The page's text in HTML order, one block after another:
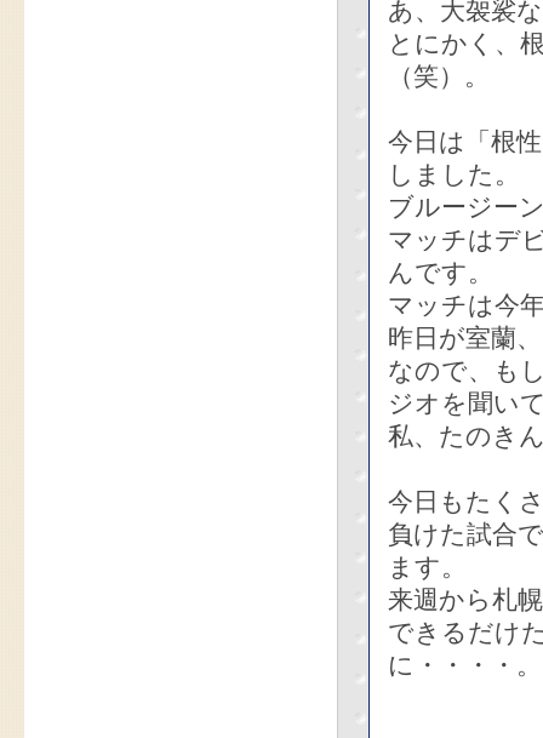
あ、大袈裟
とにかく、
（笑）。
今日は「根
しました。
ブルージー
マッチはデ
んです。
マッチは今
昨日が室蘭
なので、も
ジオを聞い
私、たのき
今日もたく
負けた試合
ます。
来週から札
できるだけ
に・・・・。